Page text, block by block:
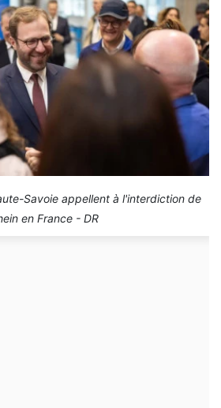
Savoie appellent à l'interdiction de
en France - DR